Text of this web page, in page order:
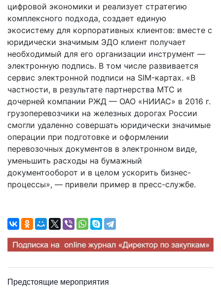
цифровой экономики и реализует стратегию
комплексного подхода, создает единую
экосистему для корпоративных клиентов: вместе с
юридически значимым ЭДО клиент получает
необходимый для его организации инструмент —
электронную подпись. В том числе развивается
сервис электронной подписи на SIM-картах. «В
частности, в результате партнерства МТС и
дочерней компании РЖД — ОАО «НИИАС» в 2016 г.
грузоперевозчики на железных дорогах России
смогли удаленно совершать юридически значимые
операции при подготовке и оформлении
перевозочных документов в электронном виде,
уменьшить расходы на бумажный
документооборот и в целом ускорить бизнес-
процессы», — привели пример в пресс-службе.
Предстоящие мероприятия